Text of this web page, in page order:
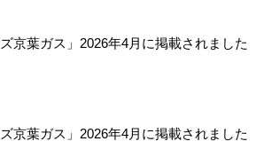
ズ京葉ガス」2026年4月に掲載されました
ズ京葉ガス」2026年4月に掲載されました